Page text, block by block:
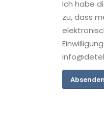
Ich habe
zu, dass
Absenden